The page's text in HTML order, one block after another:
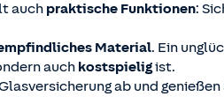
auch praktische Funktionen:
Material. Ein
auch kostspieligist.
ab und genießen